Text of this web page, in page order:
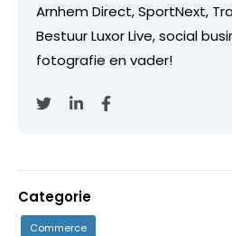
Arnhem Direct, SportNext,
Bestuur Luxor Live, social
fotografie en vader!
Categorie
Commerce